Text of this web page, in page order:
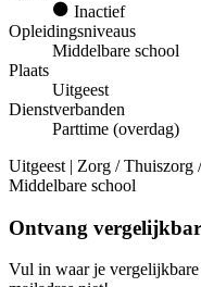
Inactief
Opleidingsniveaus
Middelbare school
Plaats
Uitgeest
Dienstverbanden
Parttime (overdag)
Uitgeest | Zorg / Thuiszorg
Middelbare school
Ontvang
Vul in waar je vergelijkbare